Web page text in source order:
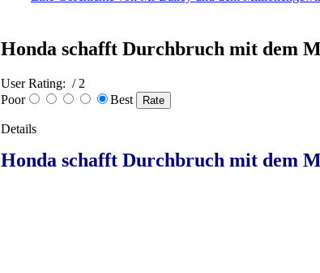
Honda schafft Durchbruch mit dem
User Rating: / 2
Poor
Best
Details
Honda schafft Durchbruch mit dem